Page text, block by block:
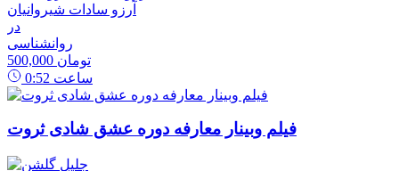
آرزو سادات شیروانیان
در
روانشناسی
500,000 تومان
0:52 ساعت
فیلم وبینار معارفه دوره عشق شادی ثروت